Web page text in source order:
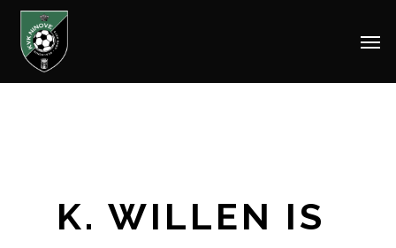
Skip
K. WILLEN IS